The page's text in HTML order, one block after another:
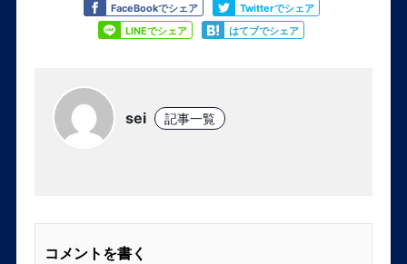
FaceBookでシェア
Like Twitterでシェア
Tweet
LINEでシェア
Share はてブでシェア
Share
sei 記事一覧
コメントを書く